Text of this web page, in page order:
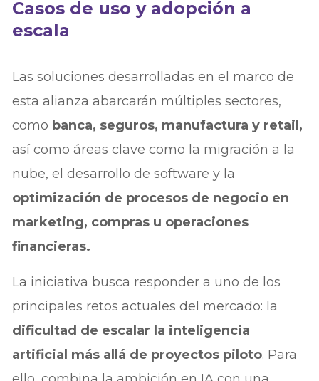
Casos de uso y adopción a
escala
Las soluciones desarrolladas en el marco de
esta alianza abarcarán múltiples sectores,
como banca, seguros, manufactura y retail,
así como áreas clave como la migración a la
nube, el desarrollo de software y la
optimización de procesos de negocio en
marketing, compras u operaciones
financieras.
La iniciativa busca responder a uno de los
principales retos actuales del mercado: la
dificultad de escalar la inteligencia
artificial más allá de proyectos piloto. Para